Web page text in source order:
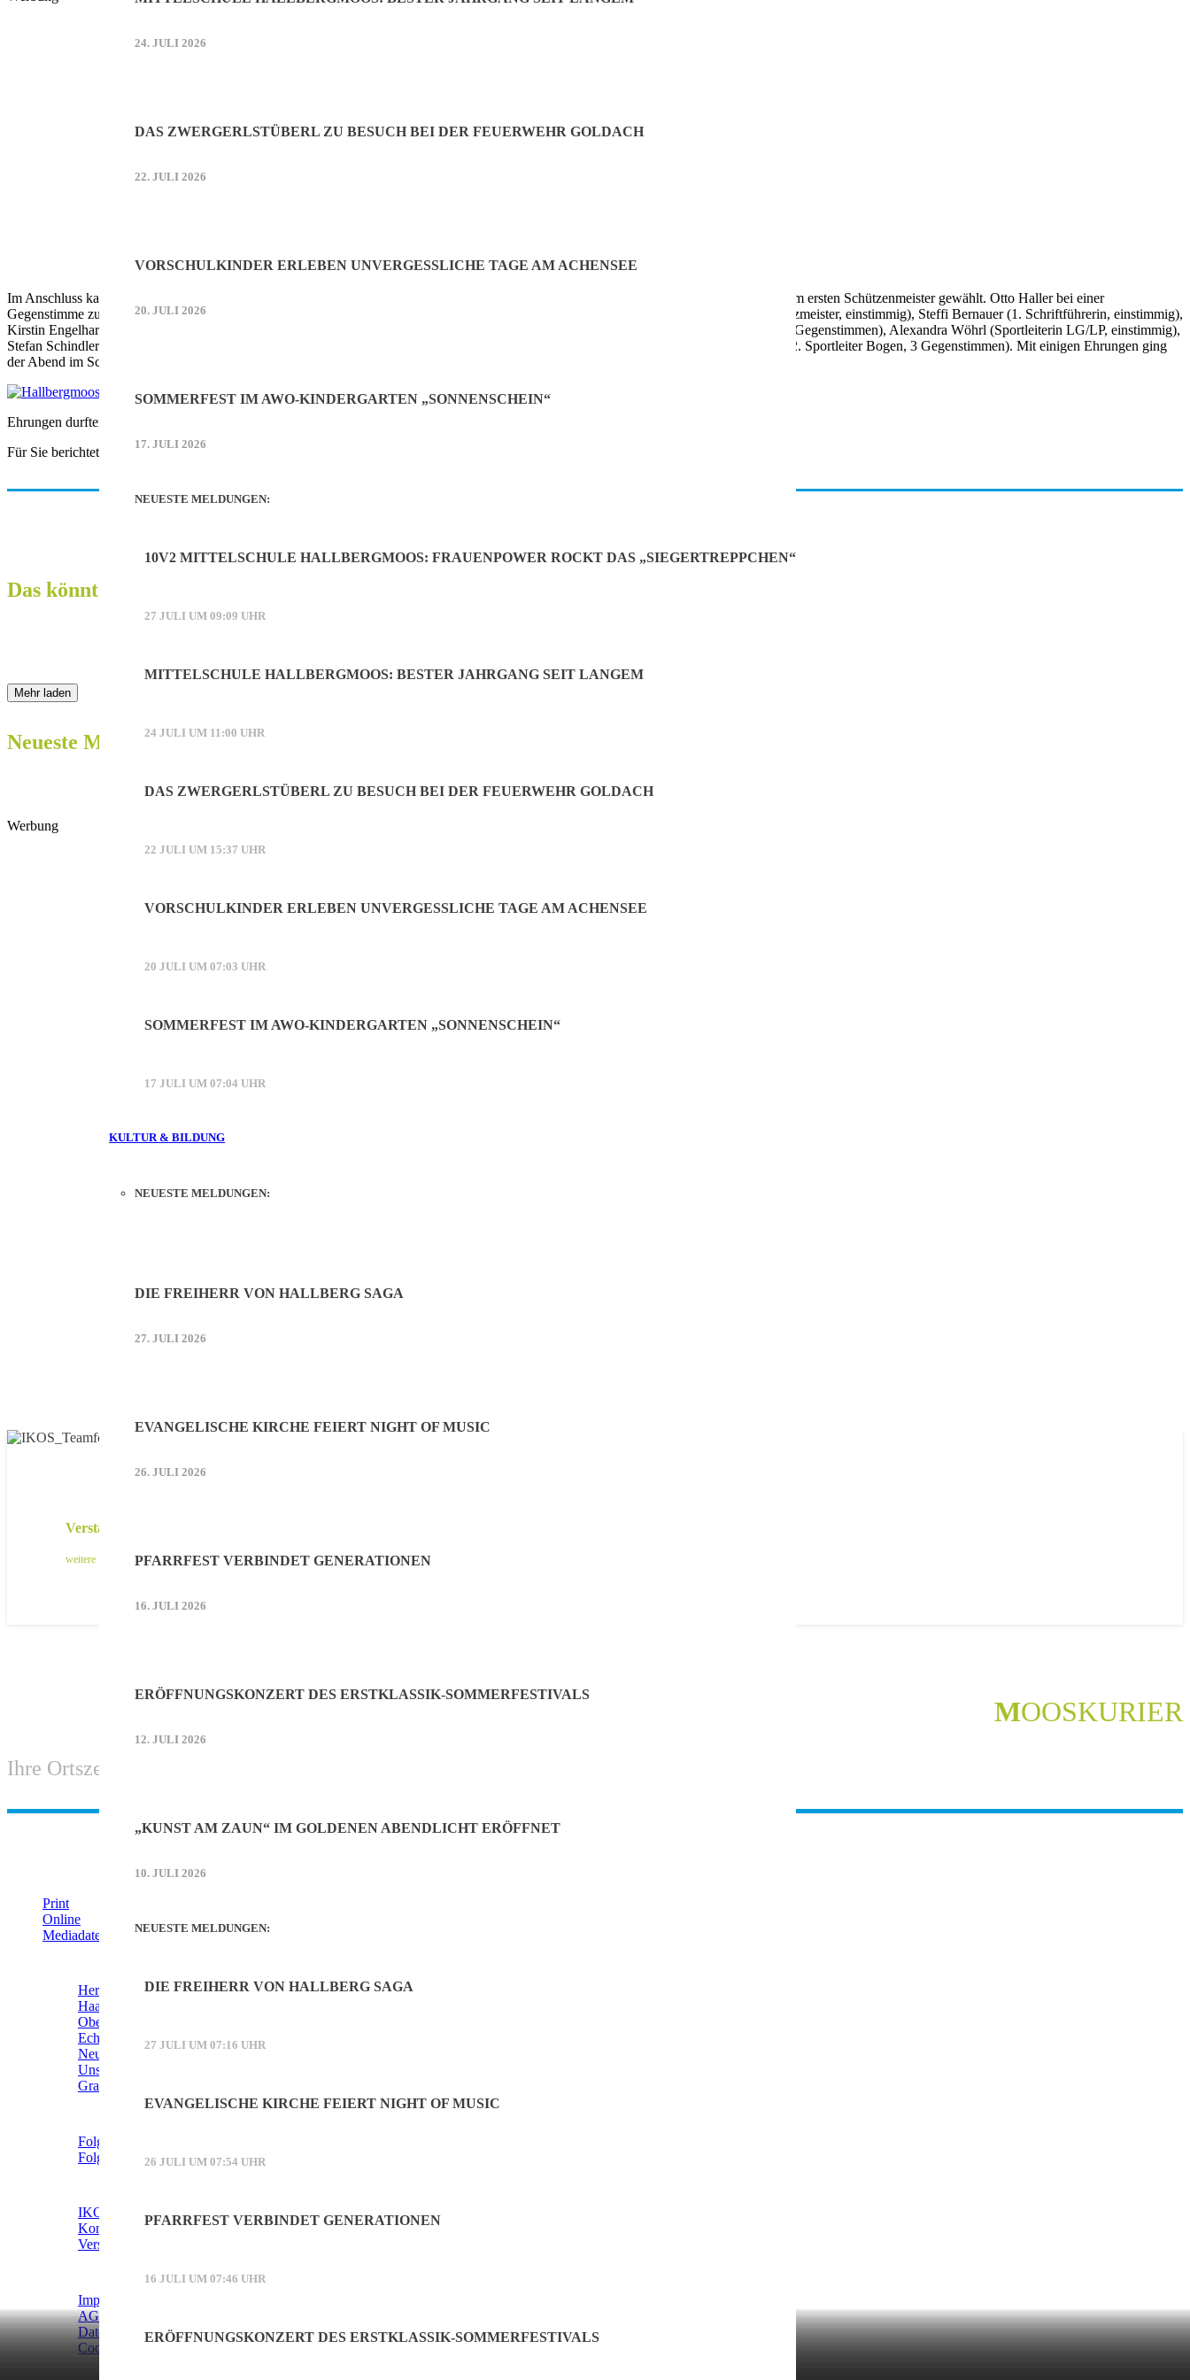
24. JULI 2026
DAS ZWERGERLSTÜBERL ZU BESUCH BEI DER FEUERWEHR GOLDACH
22. JULI 2026
VORSCHULKINDER ERLEBEN UNVERGESSLICHE TAGE AM ACHENSEE
20. JULI 2026
SOMMERFEST IM AWO-KINDERGARTEN „SONNENSCHEIN“
17. JULI 2026
NEUESTE MELDUNGEN:
10V2 MITTELSCHULE HALLBERGMOOS: FRAUENPOWER ROCKT DAS „SIEGERTREPPCHEN“
27 JULI UM 09:09 UHR
MITTELSCHULE HALLBERGMOOS: BESTER JAHRGANG SEIT LANGEM
24 JULI UM 11:00 UHR
DAS ZWERGERLSTÜBERL ZU BESUCH BEI DER FEUERWEHR GOLDACH
22 JULI UM 15:37 UHR
VORSCHULKINDER ERLEBEN UNVERGESSLICHE TAGE AM ACHENSEE
20 JULI UM 07:03 UHR
SOMMERFEST IM AWO-KINDERGARTEN „SONNENSCHEIN“
17 JULI UM 07:04 UHR
KULTUR & BILDUNG
NEUESTE MELDUNGEN:
DIE FREIHERR VON HALLBERG SAGA
27. JULI 2026
EVANGELISCHE KIRCHE FEIERT NIGHT OF MUSIC
26. JULI 2026
PFARRFEST VERBINDET GENERATIONEN
16. JULI 2026
ERÖFFNUNGSKONZERT DES ERSTKLASSIK-SOMMERFESTIVALS
12. JULI 2026
„KUNST AM ZAUN“ IM GOLDENEN ABENDLICHT ERÖFFNET
10. JULI 2026
NEUESTE MELDUNGEN:
DIE FREIHERR VON HALLBERG SAGA
27 JULI UM 07:16 UHR
EVANGELISCHE KIRCHE FEIERT NIGHT OF MUSIC
26 JULI UM 07:54 UHR
PFARRFEST VERBINDET GENERATIONEN
16 JULI UM 07:46 UHR
ERÖFFNUNGSKONZERT DES ERSTKLASSIK-SOMMERFESTIVALS
Im Anschluss kam es zu den Wahlen, die vom Dritten Bürgermeister Josef ­Fischer geleitet wurden. Walter Wirl wurde wie bereits erwähnt zum ersten Schützenmeister gewählt. Otto Haller bei einer
Gegenstimme zu dessen Stellvertreter. Die weiteren Posten: Richard Moosburger (1. Schatzmeister, einstimmig), Gerd Schünemann (2. Schatzmeister, einstimmig), Steffi Bernauer (1. Schriftführerin, einstimmig),
Kirstin Engelhardt (2. Schriftführerin, einstimmig), Alexander Kafka (Spartenleiter LG/LP, einstimmig), Walter Epp (Spartenleiter Bogen, 13 Gegenstimmen), Alexandra Wöhrl (Sportleiterin LG/LP, einstimmig),
Stefan Schindler (2. Sportleiter LG/LP, eine Gegenstimme), Sandra Morawitz (Sportleiterin Bogen, 2 Gegenstimmen) und Winfried Leitner (2. Sportleiter Bogen, 3 Gegenstimmen). Mit einigen Ehrungen ging
der Abend im Schützenstüberl dann zu Ende.
Ehrungen durften bei der Versammlung der SGE-Schützen natürlich auch nicht fehlen
Für Sie berichtete Bernd Heinzinger.
Das könnte Sie auch interessieren:
Mehr laden
Neueste Meldungen:
Werbung
Verstärken Sie unser Mooskurier-Team!
weitere Infos
MOOSKURIER
Ihre Ortszeitung aus Hallbergmoos-Goldach
IHRE WERBUNG IM MOOSKURIER
Print
Online
Mediadaten (PDF)
Herrschinger Spiegel
Haarer Stadt Echo
Oberdinger Kurier
Echinger Echo
Neufahrner Echo
Unser Putzbrunn
Grasbrunner Nachrichten
Folgen Sie uns auf Facebook
Folgen Sie uns auf Instagram
IKOS Verlag
Kontakt
Verstärken Sie unser Team!
WEITERE INFORMATIONEN
Impressum
AGB
Datenschutzerklärung
Cookie-Einstellungen